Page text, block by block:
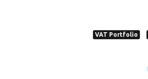
VAT Portfolio